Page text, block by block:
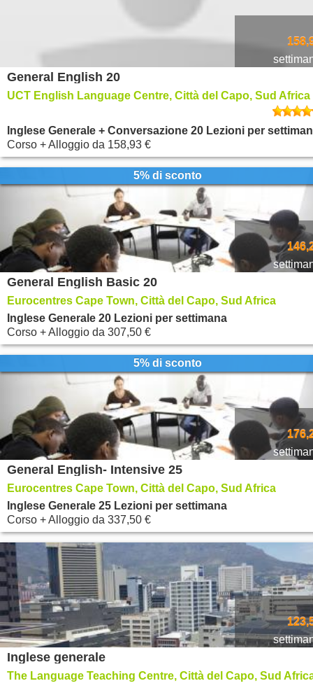
General English 20
UCT English Language Centre, Città del Capo, Sud Africa
Inglese Generale + Conversazione 20 Lezioni per
Corso + Alloggio da 158,93 €
5% di sconto
General English Basic 20
Eurocentres Cape Town, Città del Capo, Sud Africa
Inglese Generale 20 Lezioni per settimana
Corso + Alloggio da 307,50 €
5% di sconto
General English- Intensive 25
Eurocentres Cape Town, Città del Capo, Sud Africa
Inglese Generale 25 Lezioni per settimana
Corso + Alloggio da 337,50 €
Inglese generale
The Language Teaching Centre, Città del Capo, Sud